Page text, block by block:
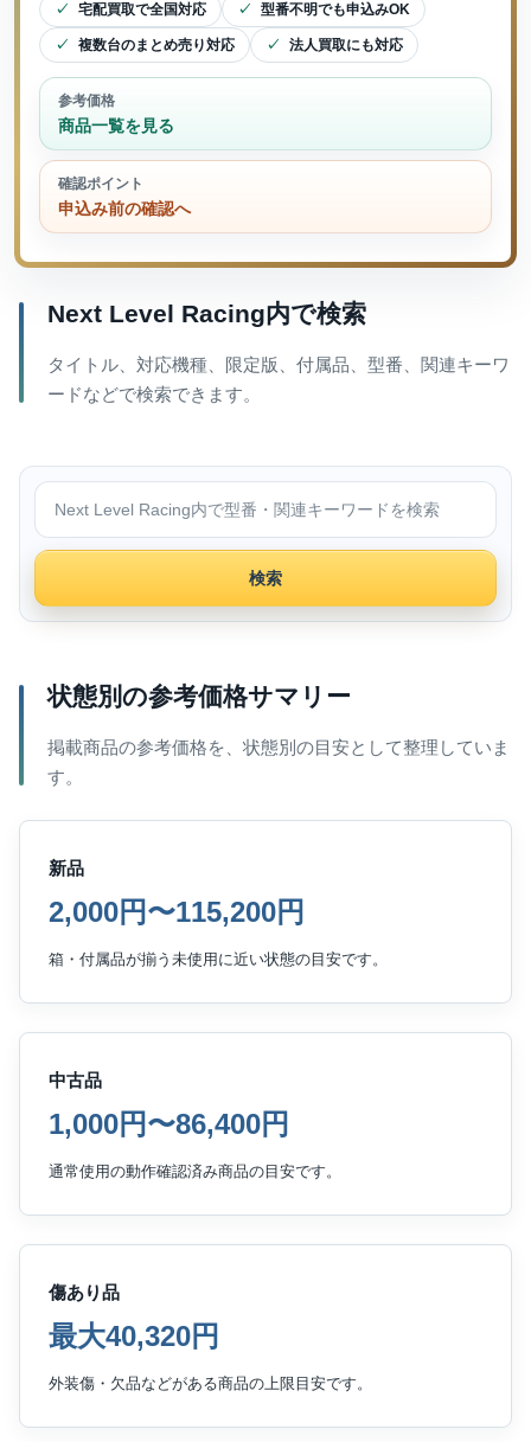
宅配買取で全国対応 型番不明でも申込みOK
複数台のまとめ売り対応 法人買取にも対応
参考価格
商品一覧を見る
確認ポイント
申込み前の確認へ
Next Level Racing内で検索
タイトル、対応機種、限定版、付属品、型番、関連キーワ
ードなどで検索できます。
Next Level Racing内で検索
検索
状態別の参考価格サマリー
掲載商品の参考価格を、状態別の目安として整理していま
す。
新品
2,000円〜115,200円
箱・付属品が揃う未使用に近い状態の目安です。
中古品
1,000円〜86,400円
通常使用の動作確認済み商品の目安です。
傷あり品
最大40,320円
外装傷・欠品などがある商品の上限目安です。